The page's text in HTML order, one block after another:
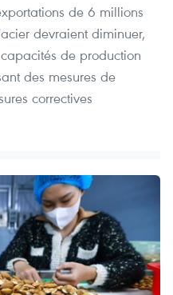
de 6 millions
devraient diminuer,
de production
des mesures de
correctives